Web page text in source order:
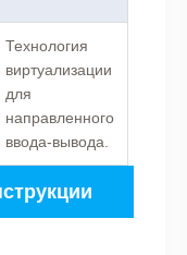
Технология
виртуализации
для
направленного
ввода-вывода.